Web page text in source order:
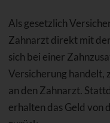
Als gesetzlich
Zahnarzt direkt mit
sich bei einer
Versicherung handelt,
an den Zahnarzt.
erhalten das Geld von